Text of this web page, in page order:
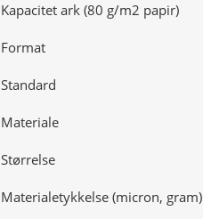
Kapacitet ark (80 g/m2 papir)
Format
Standard
Materiale
Størrelse
Materialetykkelse (micron, gram)